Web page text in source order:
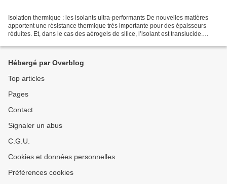
Isolation thermique : les isolants ultra-performants De nouvelles matières
apportent une résistance thermique très importante pour des épaisseurs
réduites. Et, dans le cas des aérogels de silice, l’isolant est translucide.
Hébergé par Overblog
Top articles
Pages
Contact
Signaler un abus
C.G.U.
Cookies et données personnelles
Préférences cookies